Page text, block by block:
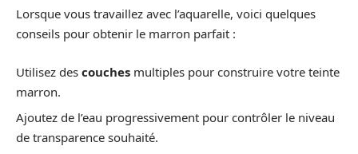
Lorsque vous travaillez avec l’aquarelle, voici quelques
conseils pour obtenir le marron parfait :
Utilisez des couches multiples pour construire votre teinte
marron.
Ajoutez de l’eau progressivement pour contrôler le niveau
de transparence souhaité.